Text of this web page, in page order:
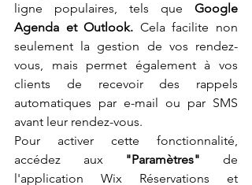
ligne populaires, tels que Google
Agenda et Outlook. Cela facilite non
seulement la gestion de vos rendez-
vous, mais permet également à vos
clients de recevoir des rappels
automatiques par e-mail ou par SMS
avant leur rendez-vous.
Pour activer cette fonctionnalité,
accédez aux "Paramètres" de
l'application Wix Réservations et